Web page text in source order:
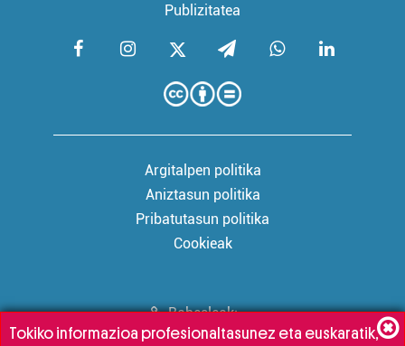
Publizitatea
Argitalpen politika
Aniztasun politika
Pribatutasun politika
Cookieak
Babesleak:
Tokiko informazioa profesionaltasunez eta euskaratik,